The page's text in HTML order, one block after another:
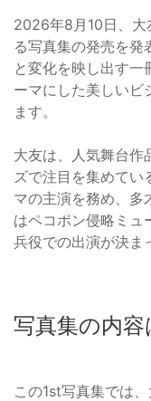
2026年8月10日、大
る写真集の発売を発
と変化を映し出す
ーマにした美しいビ
ます。
大友は、人気舞台作
ズで注目を集めてい
マの主演を務め、多
はペコポン侵略ミュ
兵役での出演が決ま
写真集の内容
この1st写真集では